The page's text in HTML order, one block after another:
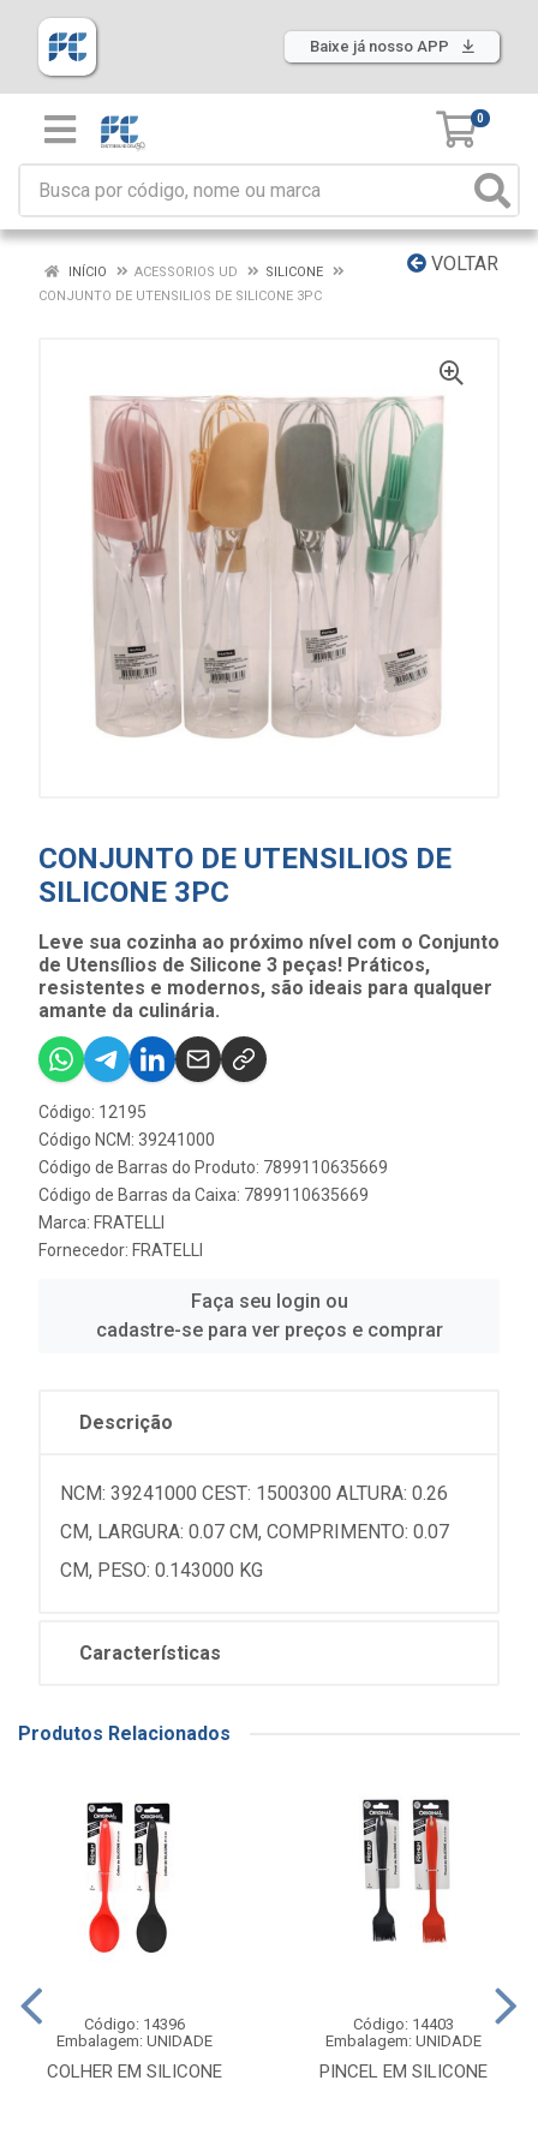
Baixe já nosso APP
0
VOLTAR
INÍCIO ACESSORIOS UD
SILICONE
CONJUNTO DE UTENSILIOS DE SILICONE 3PC
CONJUNTO DE UTENSILIOS DE
SILICONE 3PC
Leve sua cozinha ao próximo nível com o Conjunto
de Utensílios de Silicone 3 peças! Práticos,
resistentes e modernos, são ideais para qualquer
amante da culinária.
Código: 12195
Código NCM: 39241000
Código de Barras do Produto: 7899110635669
Código de Barras da Caixa: 7899110635669
Marca: FRATELLI
Fornecedor: FRATELLI
Faça seu login ou
cadastre-se para ver preços e comprar
Descrição
NCM: 39241000 CEST: 1500300 ALTURA: 0.26
CM, LARGURA: 0.07 CM, COMPRIMENTO: 0.07
CM, PESO: 0.143000 KG
Características
Produtos Relacionados
COLHER EM SILICONE
Código: 14396
Embalagem: UNIDADE
PINCEL EM SILICONE
Código: 14403
Embalagem: UNIDADE